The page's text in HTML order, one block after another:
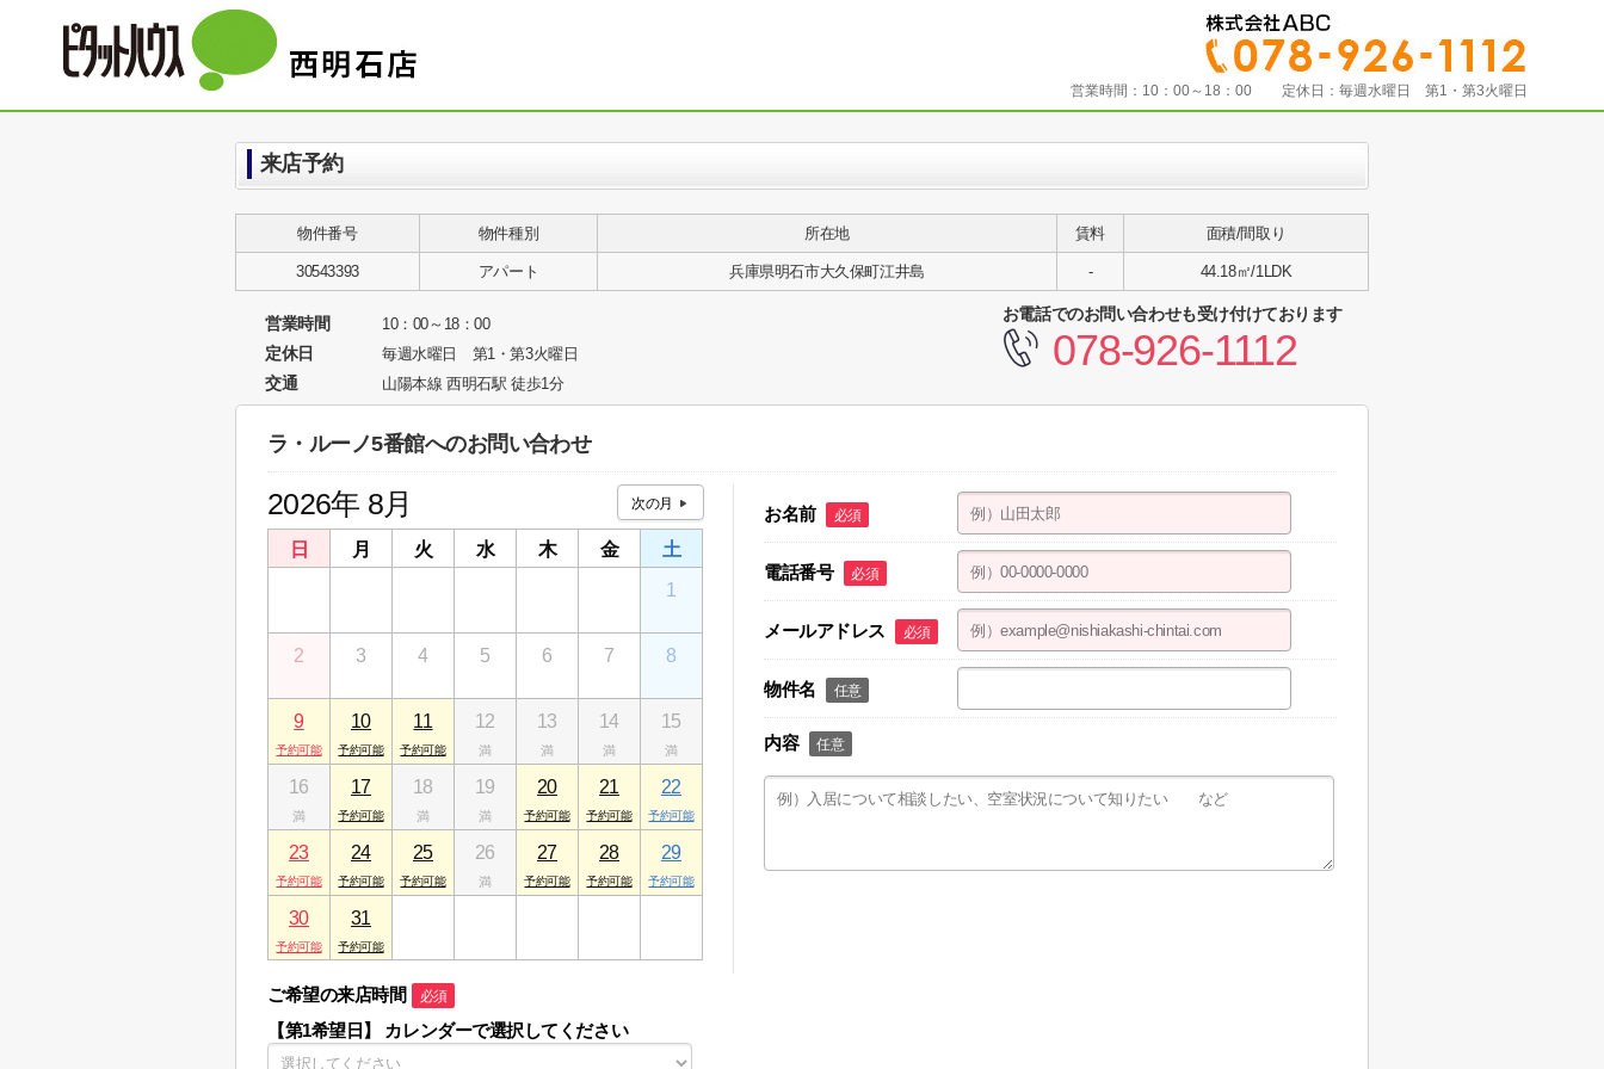
営業時間： 10：00～18：00 定休日： 毎週水曜日 第1・第3火曜日
来店予約
物件番号 物件種別 所在地 賃料 面積/間取り
30543393 アパート 兵庫県明石市大久保町江井島 - 44.18㎡/1LDK
営業時間 10：00～18：00
定休日 毎週水曜日 第1・第3火曜日
交通 山陽本線 西明石駅 徒歩1分
お電話でのお問い合わせも受け付けております
078-926-1112
ラ・ルーノ5番館へのお問い合わせ
2026年 8月
日 月 火 水 木 金
土
1
2 3 4 5 6 7 8
9 10 11 12 13 14 15
16 17 18 19 20 21 22
23 24 25 26 27 28 29
30 31
ご希望の来店時間 必須
【第1希望日】 カレンダーで選択してください
お名前 必須
電話番号 必須
メールアドレス 必須
物件名 任意
内容 任意